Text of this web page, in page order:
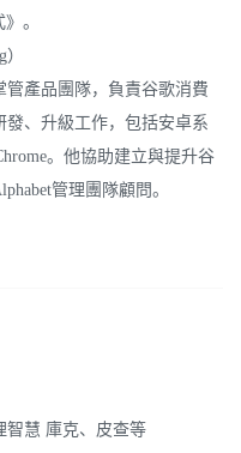
。
管產品團隊，負責谷歌消費
、升級工作，包括安卓系
。他協助建立與提升谷
管理團隊顧問。
智慧 庫克、皮查等